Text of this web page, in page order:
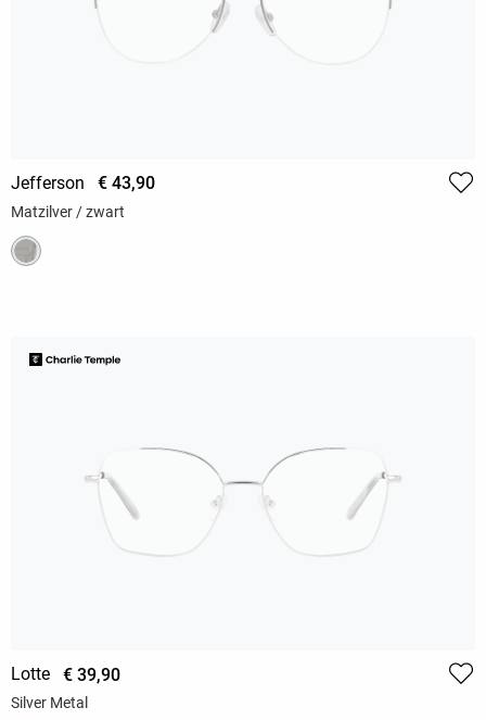
Jefferson € 43,90
Matzilver / zwart
Lotte € 39,90
Silver Metal